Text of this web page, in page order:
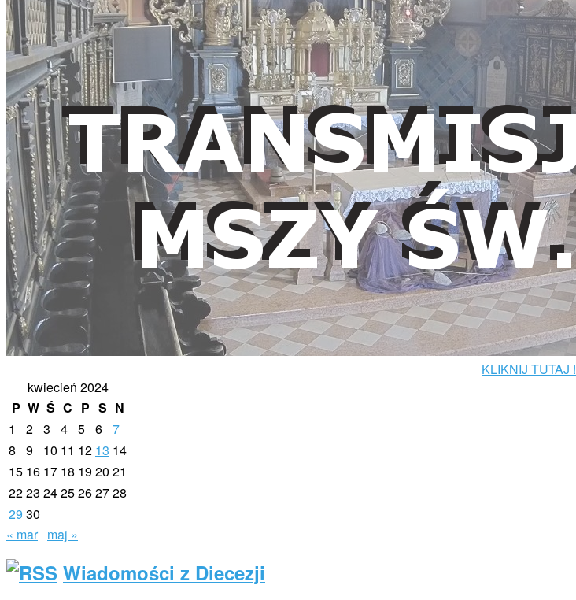
KLIKNIJ TUTAJ !
kwiecień 2024
P W Ś C P S N
1
2 3 4 5 6 7
8
9 10 11 12 13 14
15 16 17 18 1920 21
2223 2425262728
29 30
« mar maj »
Wiadomości z Diecezji